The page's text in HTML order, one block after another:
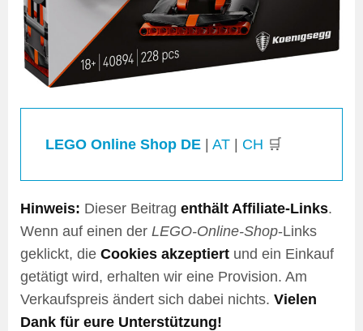
LEGO Online Shop DE | AT | CH 🛒
Hinweis: Dieser Beitrag enthält Affiliate-Links.
Wenn auf einen der LEGO-Online-Shop-Links
geklickt, die Cookies akzeptiert und ein Einkauf
getätigt wird, erhalten wir eine Provision. Am
Verkaufspreis ändert sich dabei nichts. Vielen
Dank für eure Unterstützung!